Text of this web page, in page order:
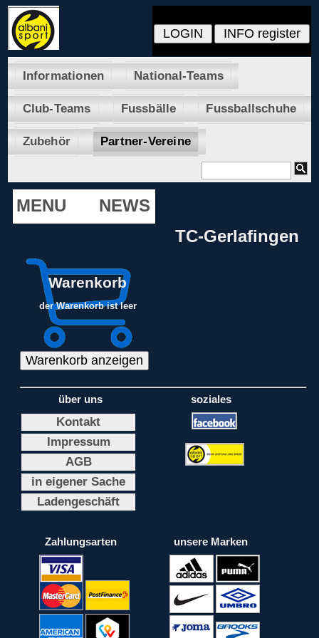
Informationen National-Teams
Club-Teams Fussbälle Fussballschuhe
Zubehör Partner-Vereine
MENU
NEWS
TC-Gerlafingen
Warenkorb
der Warenkorb ist leer
über uns
Kontakt
Impressum
AGB
in eigener Sache
Ladengeschäft
soziales
Zahlungsarten unsere Marken